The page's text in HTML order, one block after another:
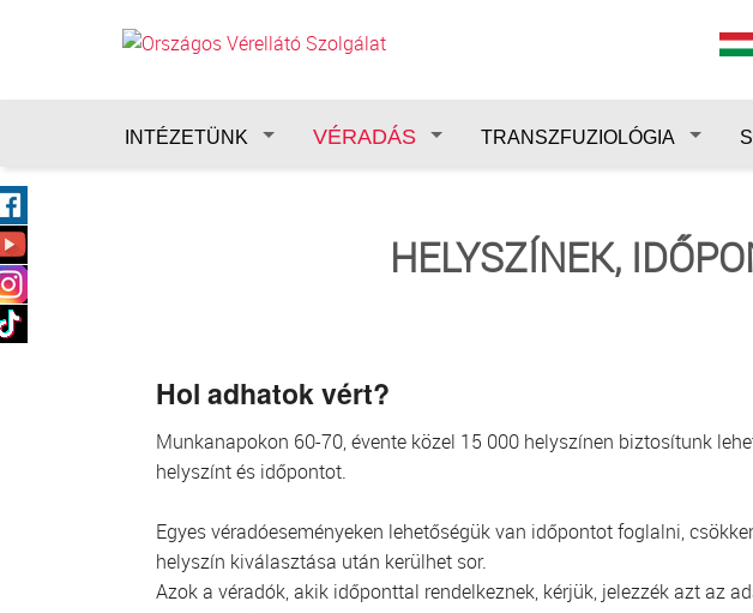
INTÉZETÜNK VÉRADÁS TRANSZFUZIOLÓGIA
HELYSZÍNEK,
Hol adhatok vért?
Munkanapokon 60-70, évente közel 15 000 helyszínen biztosítunk
helyszínt és időpontot.
Egyes véradóeseményeken lehetőségük van időpontot foglalni,
helyszín kiválasztása után kerülhet sor.
Azok a véradók, akik időponttal rendelkeznek, kérjük, jelezzék azt az